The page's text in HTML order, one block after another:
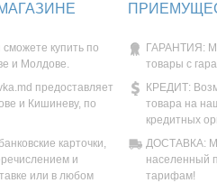
купить по
и Молдове.
предоставляет
и Кишиневу, по
карточки,
и
или в любом
ГАРАНТИЯ:
товары с
КРЕДИТ:
товара на
кредитных
ДОСТАВКА:
населенный
тарифам!